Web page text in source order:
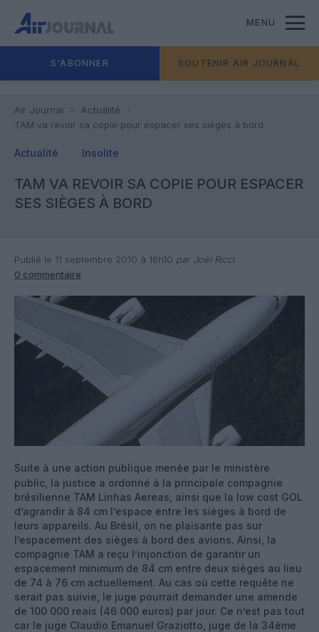
MENU
S'ABONNER SOUTENIR AIR JOURNAL
Air Journal
Actualité
TAM va revoir sa copie pour espacer ses sièges à bord
Actualité Insolite
TAM VA REVOIR SA COPIE POUR ESPACER
SES SIÈGES À BORD
Publié le 11 septembre 2010 à 16h10 par Joël Ricci
0 commentaire
Suite à une action publique menée par le ministère
public, la justice a ordonné à la principale compagnie
brésilienne TAM Linhas Aereas, ainsi que la low cost GOL
d’agrandir à 84 cm l’espace entre les sièges à bord de
leurs appareils. Au Brésil, on ne plaisante pas sur
l’espacement des sièges à bord des avions. Ainsi, la
compagnie TAM a reçu l’injonction de garantir un
espacement minimum de 84 cm entre deux sièges au lieu
de 74 à 76 cm actuellement. Au cas où cette requête ne
serait pas suivie, le juge pourrait demander une amende
de 100 000 reais (46 000 euros) par jour. Ce n’est pas tout
car le juge Claudio Emanuel Graziotto, juge de la 34ème